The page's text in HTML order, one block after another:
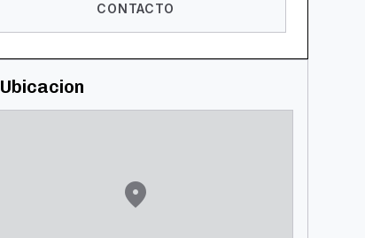
CONTACTO
Ubicacion
location_on